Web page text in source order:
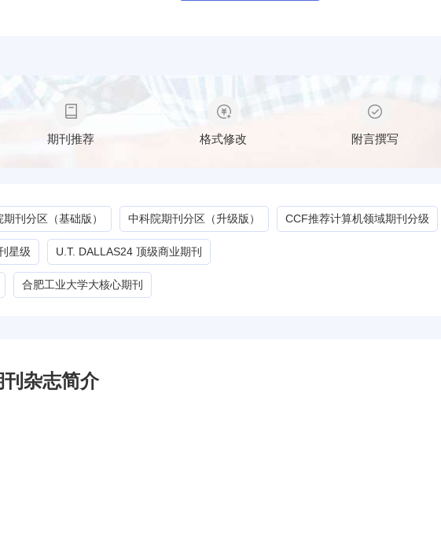
期刊推荐 格式修改 附言撰写
刊分区（基础版） 中科院期刊分区（升级版） CCF推荐计算机领域期刊分级
星级 U.T. DALLAS24 顶级商业期刊
合肥工业大学大核心期刊
杂志简介